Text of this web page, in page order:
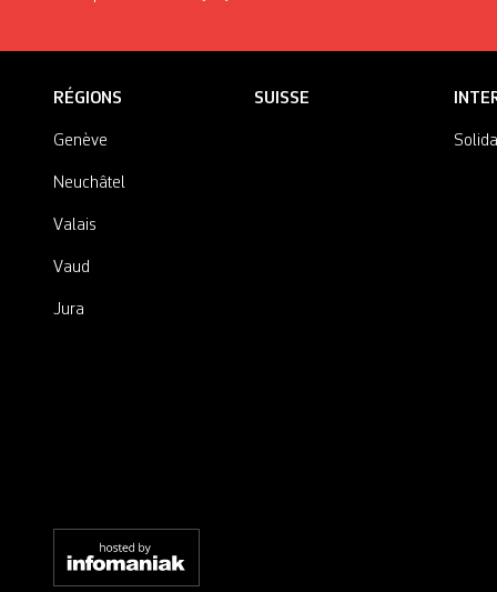
RÉGIONS
Genève
Neuchâtel
Valais
Vaud
Jura
SUISSE